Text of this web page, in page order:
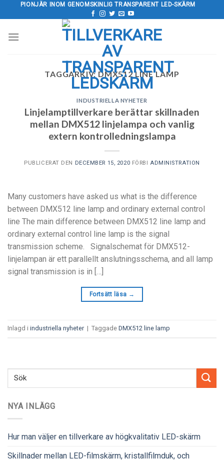
Hoppa
till
PIONJÄR INOM GENOMSKINLIG TRANSPARENT LED-SKÄRM
TAGGARKIV: DMX512 LINE LAMP
NYA INLÄGG
Hur man väljer en tillverkare av högkvalitativ LED-skärm
Skillnader mellan LED-filmskärm, kristallfilmduk, och
INDUSTRIELLA NYHETER
Linjelamptillverkare berättar skillnaden
mellan DMX512 linjelampa och vanlig
extern kontrolledningslampa
PUBLICERAT DEN DECEMBER 15, 2020 FÖRBI ADMINISTRATION
Many customers have asked us what is the difference
between DMX512 line lamp and ordinary external control
line The main difference between DMX512 line lamp and
ordinary external control line lamp is the signal
transmission scheme. Signalschemat för DMX512-
linjelampan är ett parallellt anslutningsschema, and all lamp
signal transmission is in […]
Fortsätt läsa →
Inlagd i industriella nyheter | Taggade DMX512 line lamp